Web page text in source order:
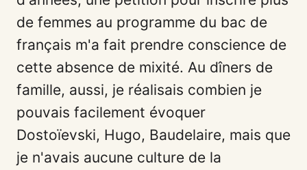
de femmes au programme du bac de
français m'a fait prendre conscience de
cette absence de mixité. Au dîners de
famille, aussi, je réalisais combien je
pouvais facilement évoquer
Dostoïevski, Hugo, Baudelaire, mais que
je n'avais aucune culture de la